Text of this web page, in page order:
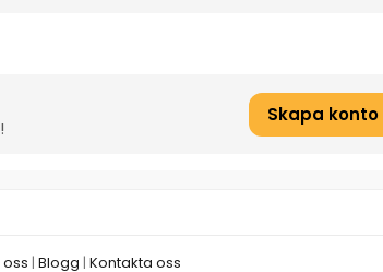
Skapa konto
| Blogg | Kontakta oss